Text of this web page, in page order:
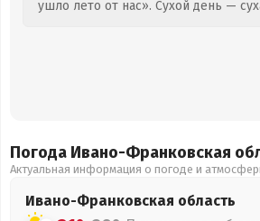
ушло лето от нас». Сухой день —
Погода Ивано-Франковская
Актуальная информация о погоде и
Ивано-Франковская область